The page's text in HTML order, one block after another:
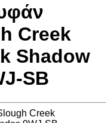
Creek
Shadow
SB